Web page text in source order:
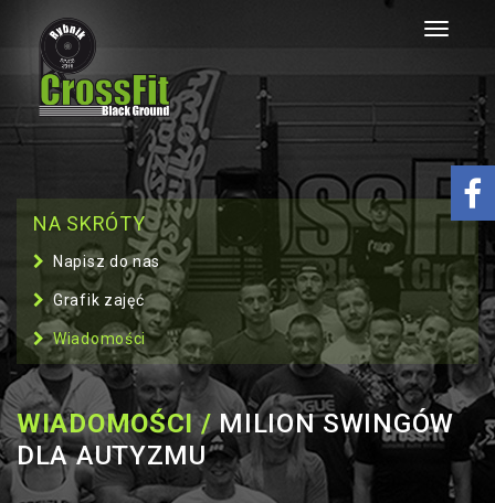
Toggle
NA SKRÓTY
Napisz do nas
Grafik zajęć
Wiadomości
WIADOMOŚCI /MILION SWINGÓW
DLA AUTYZMU